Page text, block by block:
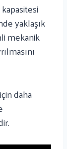
yaklaşık
mekanik
daha